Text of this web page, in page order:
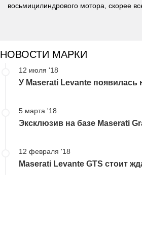
восьмицилиндрового мотора, скорее
НОВОСТИ МАРКИ
12 июля '18
У Maserati Levante появилась
5 марта '18
Эксклюзив на базе Maserati
12 февраля '18
Maserati Levante GTS стоит